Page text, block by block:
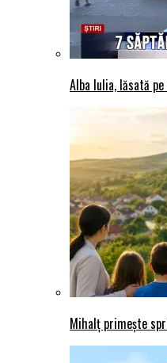
Alba Iulia, lăsată
Mihalț primește